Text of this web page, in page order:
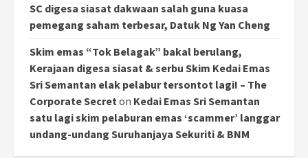
SC digesa siasat dakwaan salah guna kuasa
pemegang saham terbesar, Datuk Ng Yan Cheng
Skim emas “Tok Belagak” bakal berulang,
Kerajaan digesa siasat & serbu Skim Kedai Emas
Sri Semantan elak pelabur tersontot lagi! – The
Corporate Secreton Kedai Emas Sri Semantan
satu lagi skim pelaburan emas ‘scammer’ langgar
undang-undang Suruhanjaya Sekuriti & BNM